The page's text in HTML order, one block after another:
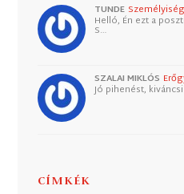
TUNDE
Helló, Én ezt a
S…
SZALAI MIKLÓS
Jó pihenést,
CÍMKÉK